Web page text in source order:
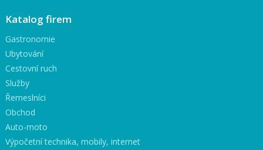
Katalog firem
Gastronomie
Ubytování
Cestovní ruch
Služby
Řemeslníci
Obchod
Auto-moto
Výpočetní technika, mobily, internet